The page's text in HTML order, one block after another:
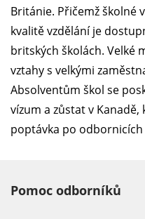
Británie. Přičemž školné
kvalitě vzdělání je
britských školách. Velké
vztahy s velkými
Absolventům škol se
vízum a zůstat v
poptávka po odbornicích
Pomoc odborníků